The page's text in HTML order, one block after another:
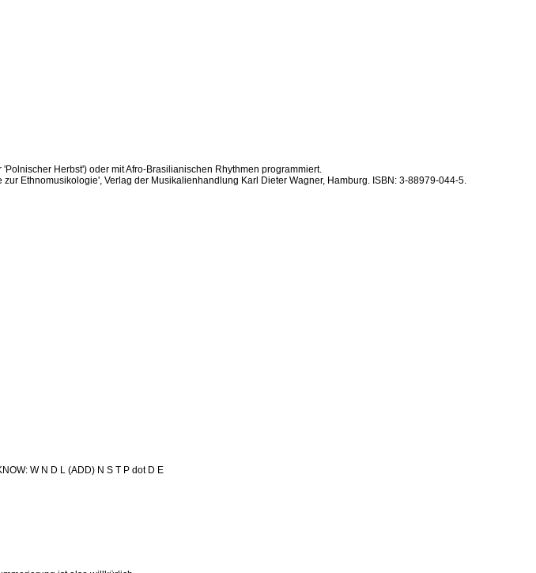
Herbst') oder mit Afro-Brasilianischen Rhythmen programmiert.
Ethnomusikologie', Verlag der Musikalienhandlung Karl Dieter Wagner, Hamburg. ISBN: 3-88979-044-5.
W N D L (ADD) N S T P dot D E